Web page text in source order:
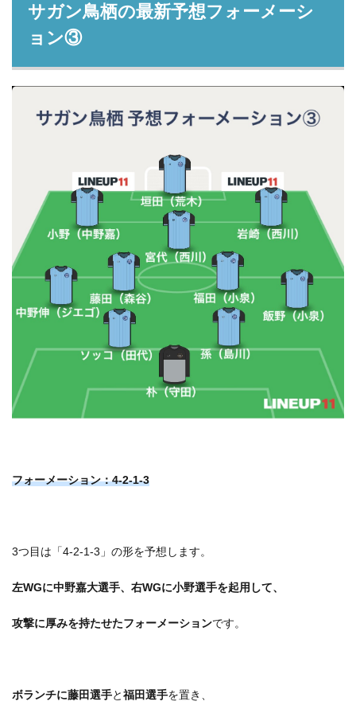
サガン鳥栖の最新予想フォーメーシ
ョン③
フォーメーション：4-2-1-3
3つ目は「4-2-1-3」の形を予想します。
左WGに中野嘉大選手、右WGに小野選手を起用して、
攻撃に厚みを持たせたフォーメーションです。
ボランチに藤田選手と福田選手を置き、